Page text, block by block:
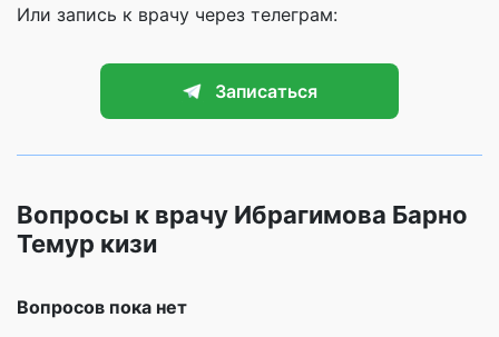
Или запись к врачу через телеграм:
Записаться
Вопросы к врачу Ибрагимова Барно
Темур кизи
Вопросов пока нет